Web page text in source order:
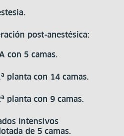
post-anestésica:
con 5 camas.
planta con 14 camas.
planta con 9 camas.
intensivos
de 5 camas.